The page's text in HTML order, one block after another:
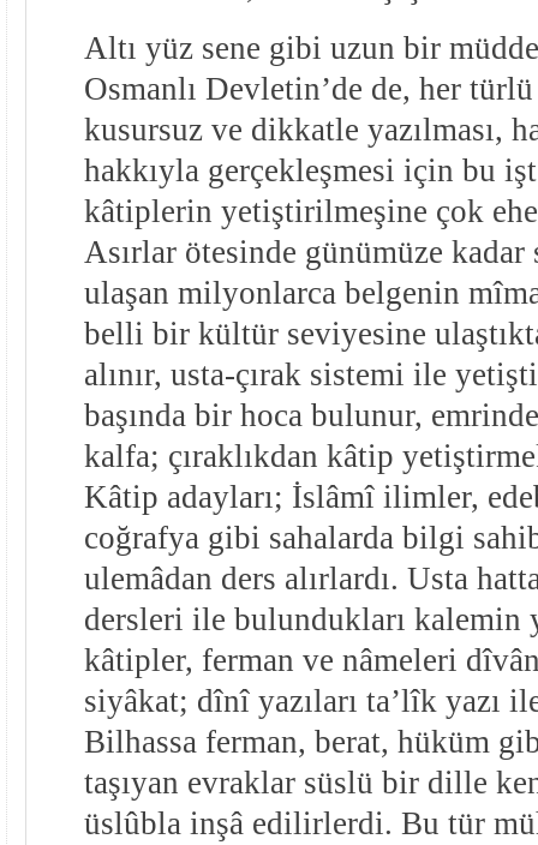
Altı yüz sene gibi uzun bir
Osmanlı Devletin’de de, her
kusursuz ve dikkatle yazılması,
hakkıyla gerçekleşmesi için bu
kâtiplerin yetiştirilmeşine çok
Asırlar ötesinde günümüze
ulaşan milyonlarca belgenin
belli bir kültür seviyesine
alınır, usta-çırak sistemi ile
başında bir hoca bulunur,
kalfa; çıraklıkdan kâtip
Kâtip adayları; İslâmî ilimler,
coğrafya gibi sahalarda bilgi
ulemâdan ders alırlardı. Usta
dersleri ile bulundukları kalemin
kâtipler, ferman ve nâmeleri
siyâkat; dînî yazıları ta’lîk yazı
Bilhassa ferman, berat, hüküm
taşıyan evraklar süslü bir dille
üslûbla inşâ edilirlerdi. Bu tür